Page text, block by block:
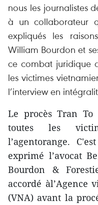
nous les journalistes
à un collaborateur
expliqués les
William Bourdon et
ce combat juridique
les victimes
l’interview en
Le procès Tran To
toutes les
l’agentorange.
exprimé l’avocat
Bourdon &
accordé àl’Agence
(VNA) avant la